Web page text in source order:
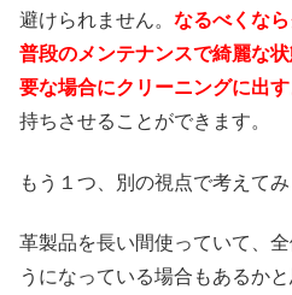
避けられません。 なるべくな
普段のメンテナンスで綺麗な
要な場合にクリーニングに出
持ちさせることができます。
もう１つ、別の視点で考えてみ
革製品を長い間使っていて、
うになっている場合もあるか